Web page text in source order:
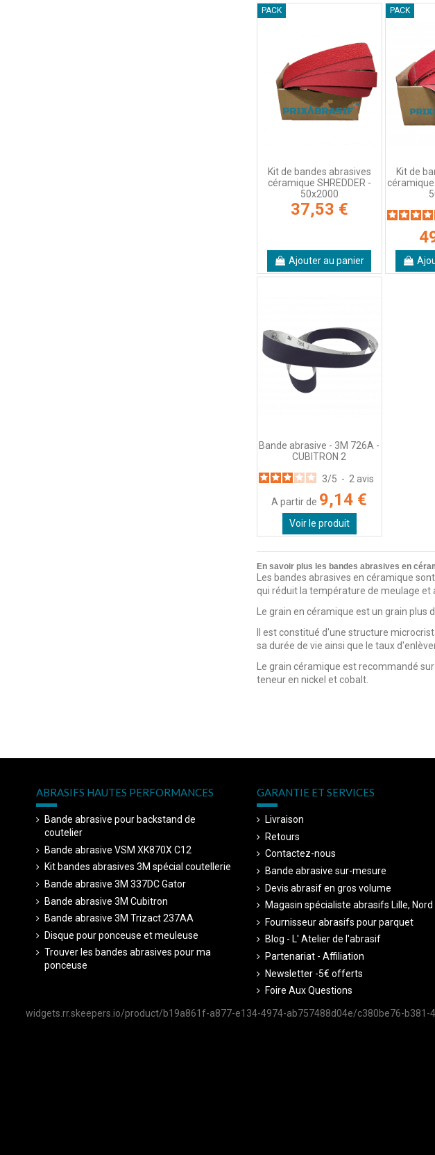
PACK
Kit de bandes abrasives
céramique SHREDDER -
50x2000
37,53 €
Ajouter au panier
PACK
Kit de
céramique
Bande abrasive - 3M 726A -
CUBITRON 2
3/5 - 2 avis
A partir de 9,14 €
Voir le produit
En savoir plus les bandes abrasives en
Les bandes abrasives en céramique
qui réduit la température de meulage et
Le grain en céramique est un grain
Il est constitué d'une structure
sa durée de vie ainsi que le taux
Le grain céramique est recommandé
teneur en nickel et cobalt.
ABRASIFS HAUTES PERFORMANCES
Bande abrasive pour backstand de
coutelier
Bande abrasive VSM XK870X C12
Kit bandes abrasives 3M spécial coutellerie
Bande abrasive 3M 337DC Gator
Bande abrasive 3M Cubitron
Bande abrasive 3M Trizact 237AA
Disque pour ponceuse et meuleuse
Trouver les bandes abrasives pour ma
ponceuse
GARANTIE ET SERVICES
Livraison
Retours
Contactez-nous
Bande abrasive sur-mesure
Devis abrasif en gros volume
Magasin spécialiste abrasifs Lille, Nord
Fournisseur abrasifs pour parquet
Blog - L' Atelier de l'abrasif
Partenariat - Affiliation
Newsletter -5€ offerts
Foire Aux Questions
widgets.rr.skeepers.io/product/b19a861f-a877-e134-4974-ab757488d04e/c380be76-b381-